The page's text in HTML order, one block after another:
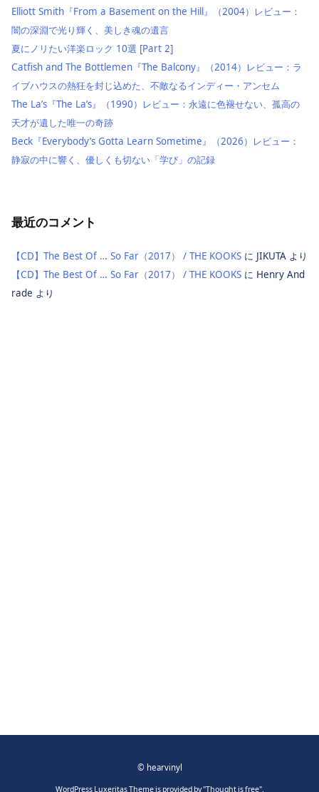
Elliott Smith『From a Basement on the Hill』（2004）レビュー：
闇の深淵で光り輝く、美しき魂の遺言
夏にノリたい洋楽ロック 10選 [Part 2]
Catfish and The Bottlemen『The Balcony』（2014）レビュー：ラ
イブハウスの熱狂を封じ込めた、不敵なるインディー・アンセム
The La’s『The La’s』（1990）レビュー：永遠に色褪せない、孤高の
天才が遺した唯一の奇跡
Beck『Everybody’s Gotta Learn Sometime』（2026）レビュー：
静寂の中に響く、優しくも切ない「学び」の記録
最近のコメント
【CD】The Best Of … So Far（2017） / THE KOOKS に JIKUTA より
【CD】The Best Of … So Far（2017） / THE KOOKS に Henry And
rade より
© hearvinyl
WordPress Luxeritas Theme is provided by "Thought is free".